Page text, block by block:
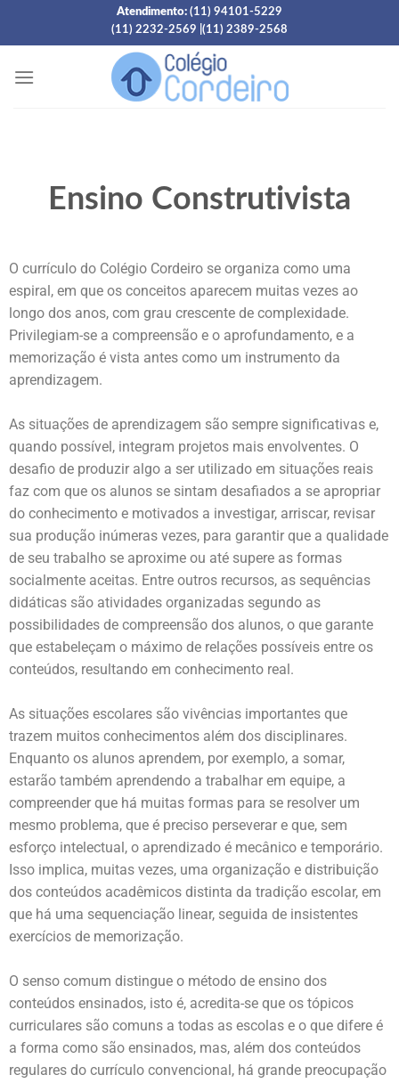
Atendimento: (11) 94101-5229
(11) 2232-2569 (11) 2389-2568
Ensino Construtivista
O currículo do Colégio Cordeiro se organiza como uma
espiral, em que os conceitos aparecem muitas vezes ao
longo dos anos, com grau crescente de complexidade.
Privilegiam-se a compreensão e o aprofundamento, e a
memorização é vista antes como um instrumento da
aprendizagem.
As situações de aprendizagem são sempre significativas e,
quando possível, integram projetos mais envolventes. O
desafio de produzir algo a ser utilizado em situações reais
faz com que os alunos se sintam desafiados a se apropriar
do conhecimento e motivados a investigar, arriscar, revisar
sua produção inúmeras vezes, para garantir que a qualidade
de seu trabalho se aproxime ou até supere as formas
socialmente aceitas. Entre outros recursos, as sequências
didáticas são atividades organizadas segundo as
possibilidades de compreensão dos alunos, o que garante
que estabeleçam o máximo de relações possíveis entre os
conteúdos, resultando em conhecimento real.
As situações escolares são vivências importantes que
trazem muitos conhecimentos além dos disciplinares.
Enquanto os alunos aprendem, por exemplo, a somar,
estarão também aprendendo a trabalhar em equipe, a
compreender que há muitas formas para se resolver um
mesmo problema, que é preciso perseverar e que, sem
esforço intelectual, o aprendizado é mecânico e temporário.
Isso implica, muitas vezes, uma organização e distribuição
dos conteúdos acadêmicos distinta da tradição escolar, em
que há uma sequenciação linear, seguida de insistentes
exercícios de memorização.
O senso comum distingue o método de ensino dos
conteúdos ensinados, isto é, acredita-se que os tópicos
curriculares são comuns a todas as escolas e o que difere é
a forma como são ensinados, mas, além dos conteúdos
regulares do currículo convencional, há grande preocupação